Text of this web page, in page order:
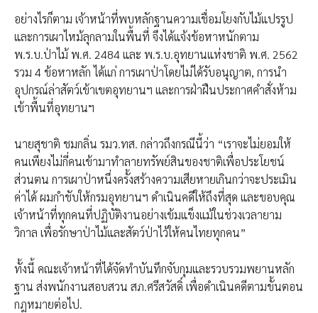
อย่างไรก็ตาม เจ้าหน้าที่พบหลักฐานความเชื่อมโยงกับไม้แปรรูป
และการเผาไหม้ลุกลามในพื้นที่ จึงได้แจ้งข้อหาหนักตาม
พ.ร.บ.ป่าไม้ พ.ศ. 2484 และ พ.ร.บ.อุทยานแห่งชาติ พ.ศ. 2562
รวม 4 ข้อหาหลัก ได้แก่ การเผาป่าโดยไม่ได้รับอนุญาต, การนำ
อุปกรณ์ล่าสัตว์เข้าเขตอุทยานฯ และการฝ่าฝืนประกาศคำสั่งห้าม
เข้าพื้นที่อุทยานฯ
นายสุชาติ ชมกลิ่น รมว.ทส. กล่าวถึงกรณีนี้ว่า “เราจะไม่ยอมให้
คนเพียงไม่กี่คนเข้ามาทำลายทรัพย์สินของชาติเพื่อประโยชน์
ส่วนตน การเผาป่าหนึ่งครั้งสร้างความเสียหายเกินกว่าจะประเมิน
ค่าได้ ผมกำชับให้กรมอุทยานฯ ดำเนินคดีให้ถึงที่สุด และขอบคุณ
เจ้าหน้าที่ทุกคนที่ปฏิบัติงานอย่างเข้มแข็งแม้ในช่วงเวลายาม
วิกาล เพื่อรักษาป่าไม้และสัตว์ป่าไว้ให้คนไทยทุกคน”
ทั้งนี้ คณะเจ้าหน้าที่ได้จัดทำบันทึกจับกุมและรวบรวมพยานหลัก
ฐาน ส่งพนักงานสอบสวน สภ.ศรีสวัสดิ์ เพื่อดำเนินคดีตามขั้นตอน
กฎหมายต่อไป.